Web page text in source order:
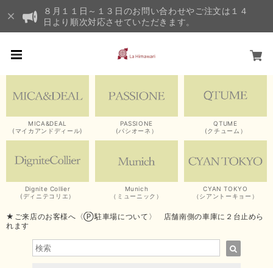
８月１１日～１３日のお問い合わせやご注文は１４
日より順次対応させていただきます。
MICA&DEAL
(マイカアンドディール)
PASSIONE
(パシオーネ）
QTUME
(クチューム）
Dignite Collier
(ディニテコリエ）
Munich
（ミューニック）
CYAN TOKYO
（シアントーキョー）
★ご来店のお客様へ〈Ⓟ駐車場について〉 店舗南側の車庫に２台止めら
れます